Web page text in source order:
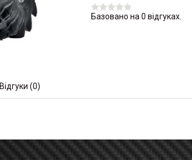
Базовано на 0 відгуках.
Відгуки (0)